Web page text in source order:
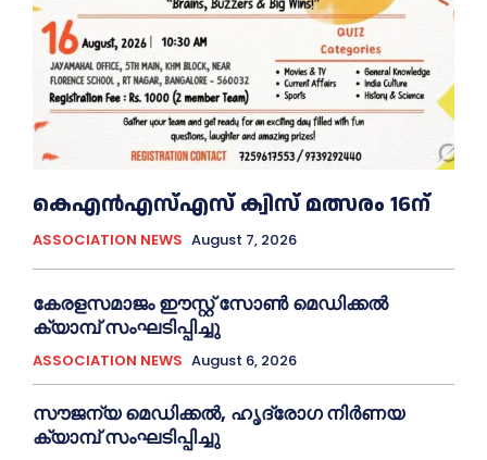
കെഎൻഎസ്എസ് ക്വിസ് മത്സരം 16ന്
ASSOCIATION NEWS August 7, 2026
കേരളസമാജം ഈസ്റ്റ് സോണ്‍ മെഡിക്കൽ
ക്യാമ്പ് സംഘടിപ്പിച്ചു
ASSOCIATION NEWS August 6, 2026
സൗജന്യ മെഡിക്കല്‍, ഹൃദ്രോഗ നിര്‍ണയ
ക്യാമ്പ് സംഘടിപ്പിച്ചു